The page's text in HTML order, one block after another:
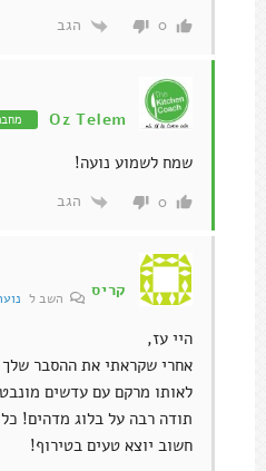
0 הגב
Oz Telem
שמח לשמוע נועה!
0 הגב
קריס השב ל
היי עז,
אחרי שקראתי את ההסבר שלך
לאותו מרקם עם עדשים
תודה רבה על בלוג מדהים!
חשוב יוצא טעים בטירוף!